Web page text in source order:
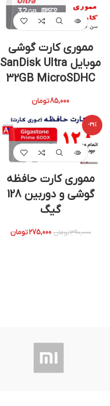
مموری کارت گوشی
موبایل SanDisk Ultra
32GB MicroSDHC
85,000تومان
-29%
اتمام مو
جودی
مموری کارت حافظه
گوشی و دوربین 128
گیگ
390,000تومان 275,000تومان